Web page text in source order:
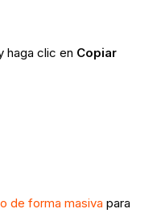
haga clic en Copiar
de forma masiva para